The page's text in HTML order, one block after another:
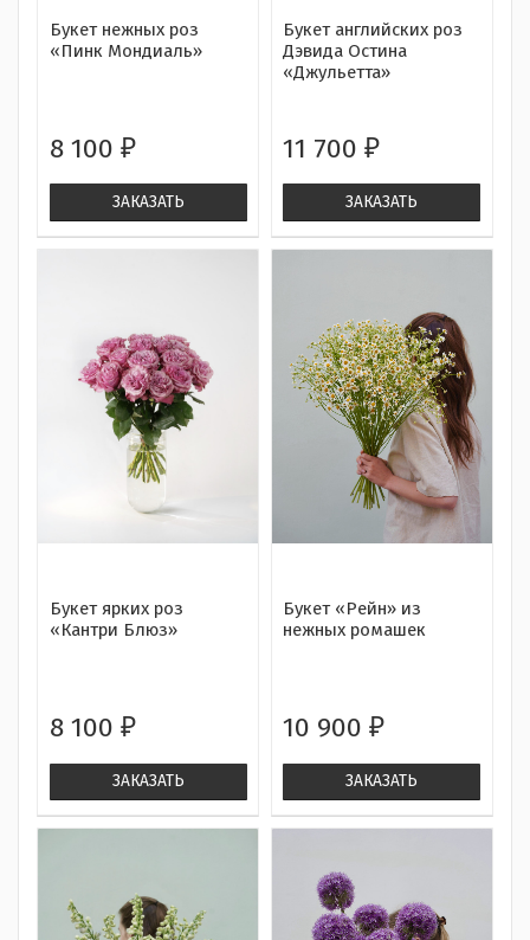
Букет нежных роз
«Пинк Мондиаль»
8 100 ₽
ЗАКАЗАТЬ
Букет английских роз
Дэвида Остина
«Джульетта»
11 700₽
ЗАКАЗАТЬ
Букет ярких роз
«Кантри Блюз»
8 100 ₽
ЗАКАЗАТЬ
Букет «Рейн» из
нежных ромашек
10 900₽
ЗАКАЗАТЬ